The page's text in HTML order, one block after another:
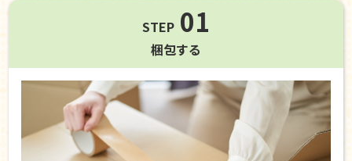
STEP 01
梱包する